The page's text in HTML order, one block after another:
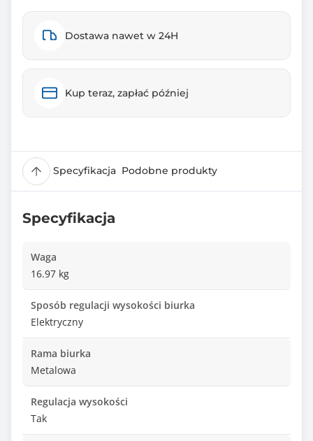
Dostawa nawet w 24H
Kup teraz, zapłać później
Specyfikacja Podobne produkty
Specyfikacja
Waga
16.97 kg
Sposób regulacji wysokości biurka
Elektryczny
Rama biurka
Metalowa
Regulacja wysokości
Tak